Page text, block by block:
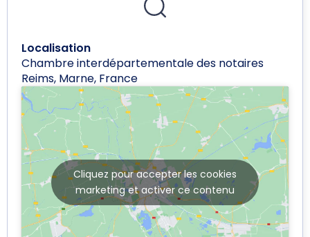
Localisation
Chambre interdépartementale des notaires
Reims, Marne, France
Cliquez pour accepter les cookies
marketing et activer ce contenu